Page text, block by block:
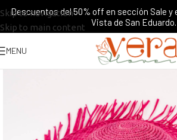
Skip to navigation
Skip to main content
Descuentos del 50% off en sección Sale y
Vista de San Eduardo.
MENU